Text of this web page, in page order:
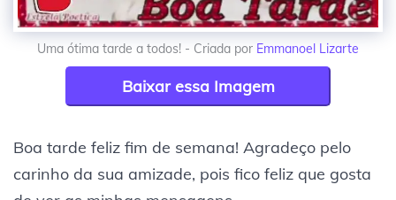
Uma ótima tarde a todos! - Criada por Emmanoel Lizarte
Baixar essa Imagem
Boa tarde feliz fim de semana! Agradeço pelo
carinho da sua amizade, pois fico feliz que gosta